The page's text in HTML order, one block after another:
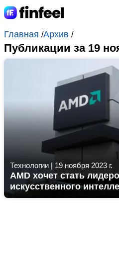
Главная /Архив /
Публикации за 19
Технологии | 19 ноября 2023 г.
AMD хочет стать
искусственного